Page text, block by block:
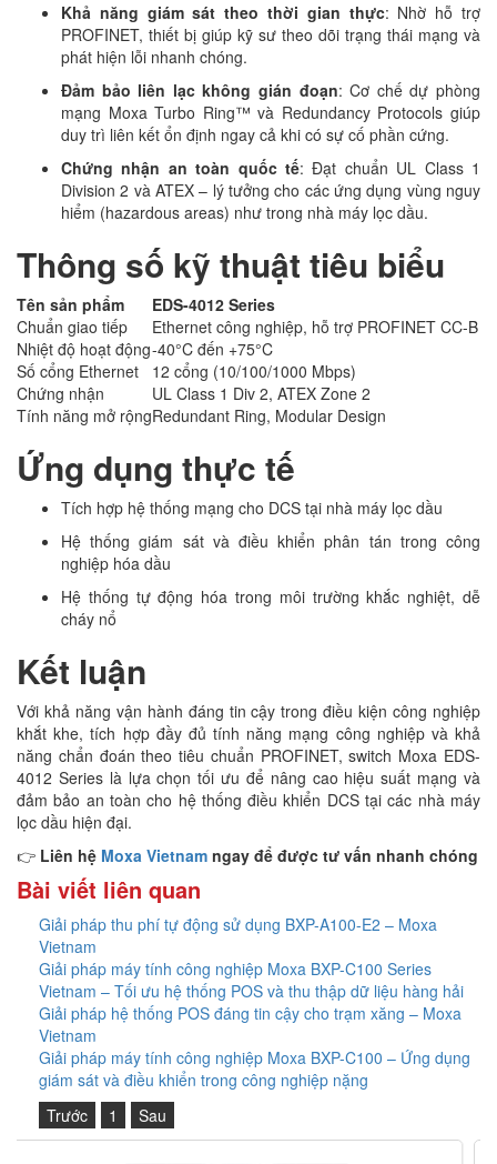
Khả năng giám sát theo thời gian thực: Nhờ hỗ trợ
PROFINET, thiết bị giúp kỹ sư theo dõi trạng thái mạng và
phát hiện lỗi nhanh chóng.
Đảm bảo liên lạc không gián đoạn: Cơ chế dự phòng
mạng Moxa Turbo Ring™ và Redundancy Protocols giúp
duy trì liên kết ổn định ngay cả khi có sự cố phần cứng.
Chứng nhận an toàn quốc tế: Đạt chuẩn UL Class 1
Division 2 và ATEX – lý tưởng cho các ứng dụng vùng nguy
hiểm (hazardous areas) như trong nhà máy lọc dầu.
Thông số kỹ thuật tiêu biểu
Tên sản phẩm
EDS-4012 Series
Chuẩn giao tiếp
Ethernet công nghiệp, hỗ trợ PROFINET CC-B
Nhiệt độ hoạt động-40°C đến +75°C
Số cổng Ethernet
12 cổng (10/100/1000 Mbps)
Chứng nhận
UL Class 1 Div 2, ATEX Zone 2
Tính năng mở rộngRedundant Ring, Modular Design
Ứng dụng thực tế
Tích hợp hệ thống mạng cho DCS tại nhà máy lọc dầu
Hệ thống giám sát và điều khiển phân tán trong công
nghiệp hóa dầu
Hệ thống tự động hóa trong môi trường khắc nghiệt, dễ
cháy nổ
Kết luận
Với khả năng vận hành đáng tin cậy trong điều kiện công nghiệp
khắt khe, tích hợp đầy đủ tính năng mạng công nghiệp và khả
năng chẩn đoán theo tiêu chuẩn PROFINET, switch Moxa EDS-
4012 Series là lựa chọn tối ưu để nâng cao hiệu suất mạng và
đảm bảo an toàn cho hệ thống điều khiển DCS tại các nhà máy
lọc dầu hiện đại.
👉 Liên hệ Moxa Vietnam ngay để được tư vấn nhanh chóng
Bài viết liên quan
Giải pháp thu phí tự động sử dụng BXP-A100-E2 – Moxa
Vietnam
Giải pháp máy tính công nghiệp Moxa BXP-C100 Series
Vietnam – Tối ưu hệ thống POS và thu thập dữ liệu hàng hải
Giải pháp hệ thống POS đáng tin cậy cho trạm xăng – Moxa
Vietnam
Giải pháp máy tính công nghiệp Moxa BXP-C100 – Ứng dụng
giám sát và điều khiển trong công nghiệp nặng
Trước
1 Sau